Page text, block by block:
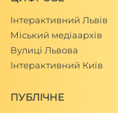
Інтерактивний Львів
Міський медіаархів
Вулиці Львова
Інтерактивний Київ
ПУБЛІЧНЕ